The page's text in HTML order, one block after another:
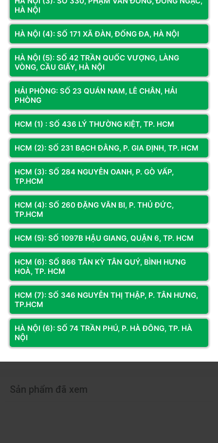
EN45990
Xem thêm
Đánh giá & Nhận xét về Nguồn máy tính Xigmatek X-
POWER III 650 - 600W EN45990
0/5
0đánh giá & nhận xét
5 sao
4 sao
3 sao
2 sao
1 sao
Bạn đã dùng sản phẩm này?
Gửi đánh giá của bạn
Hỏi và đáp (0 bình luận)
Sản phẩm đã xem
HÀ NỘI
HÀ NỘI (4): SỐ 171 XÃ ĐÀN, ĐỐNG ĐA, HÀ NỘI
HÀ NỘI (5): SỐ 42 TRẦN QUỐC VƯỢNG, LÀNG
VÒNG, CẦU GIẤY, HÀ NỘI
HẢI PHÒNG: SỐ 23 QUÁN NAM, LÊ CHÂN, HẢI
PHÒNG
HCM (1) : SỐ 436 LÝ THƯỜNG KIỆT, TP. HCM
HCM (2): SỐ 231 BẠCH ĐẰNG, P. GIA ĐỊNH, TP. HCM
HCM (3): SỐ 284 NGUYỄN OANH, P. GÒ VẤP,
TP.HCM
HCM (4): SỐ 260 ĐẶNG VĂN BI, P. THỦ ĐỨC,
TP.HCM
HCM (5): SỐ 1097B HẬU GIANG, QUẬN 6, TP. HCM
HCM (6): SỐ 866 TÂN KỲ TÂN QUÝ, BÌNH HƯNG
HOÀ, TP. HCM
HCM (7): SỐ 346 NGUYỄN THỊ THẬP, P. TÂN HƯNG,
TP.HCM
HÀ NỘI (6): SỐ 74 TRẦN PHÚ, P. HÀ ĐÔNG, TP. HÀ
NỘI